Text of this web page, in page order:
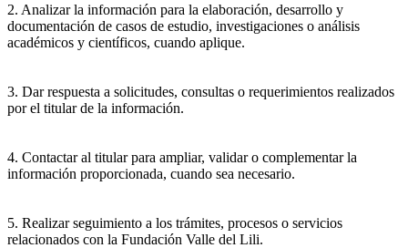
2. Analizar la información para la elaboración, desarrollo y
documentación de casos de estudio, investigaciones o análisis
académicos y científicos, cuando aplique.
3. Dar respuesta a solicitudes, consultas o requerimientos realizados
por el titular de la información.
4. Contactar al titular para ampliar, validar o complementar la
información proporcionada, cuando sea necesario.
5. Realizar seguimiento a los trámites, procesos o servicios
relacionados con la Fundación Valle del Lili.